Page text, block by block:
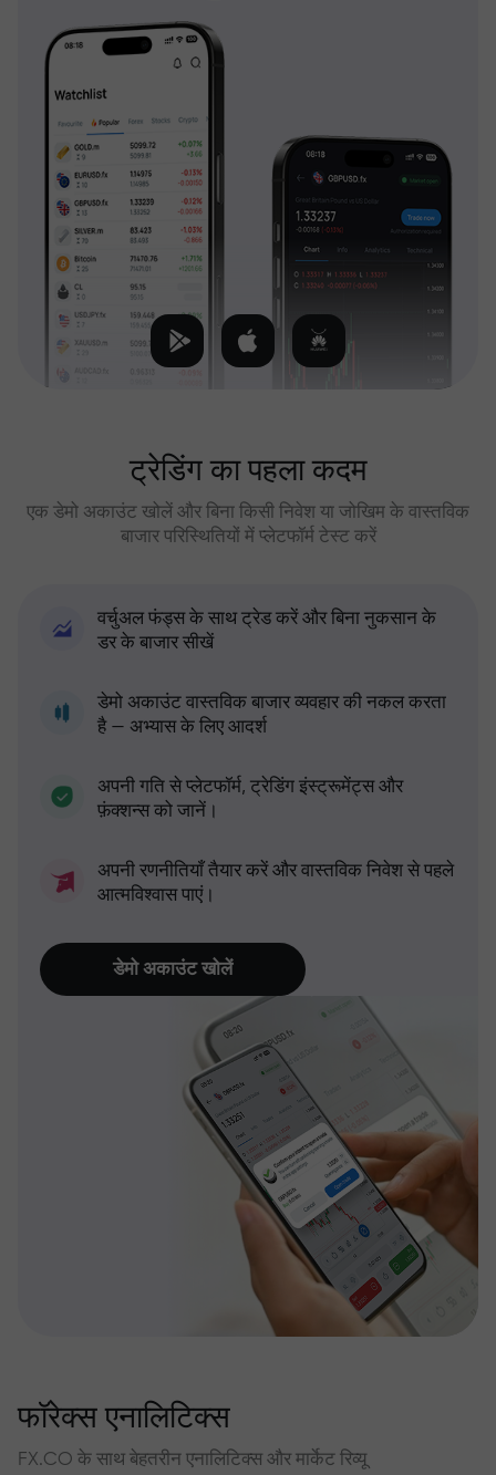
ट्रेडिंग का पहला कदम
एक डेमो अकाउंट खोलें और बिना किसी निवेश या जोखिम के वास्तविक
बाजार परिस्थितियों में प्लेटफॉर्म टेस्ट करें
वर्चुअल फंड्स के साथ ट्रेड करें और बिना नुकसान के
डर के बाजार सीखें
डेमो अकाउंट वास्तविक बाजार व्यवहार की नकल करता
है — अभ्यास के लिए आदर्श
अपनी गति से प्लेटफॉर्म, ट्रेडिंग इंस्ट्रूमेंट्स और
फ़ंक्शन्स को जानें।
अपनी रणनीतियाँ तैयार करें और वास्तविक निवेश से पहले
आत्मविश्वास पाएं।
डेमो अकाउंट खोलें
फॉरेक्स एनालिटिक्स
FX.CO के साथ बेहतरीन एनालिटिक्स और मार्केट रिव्यू